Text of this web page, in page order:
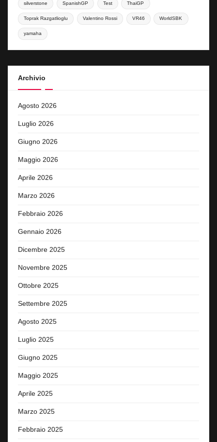
silverstone SpanishGP Test ThaiGP
Toprak Razgatlioglu Valentino Rossi VR46 WorldSBK
yamaha
Archivio
Agosto 2026
Luglio 2026
Giugno 2026
Maggio 2026
Aprile 2026
Marzo 2026
Febbraio 2026
Gennaio 2026
Dicembre 2025
Novembre 2025
Ottobre 2025
Settembre 2025
Agosto 2025
Luglio 2025
Giugno 2025
Maggio 2025
Aprile 2025
Marzo 2025
Febbraio 2025